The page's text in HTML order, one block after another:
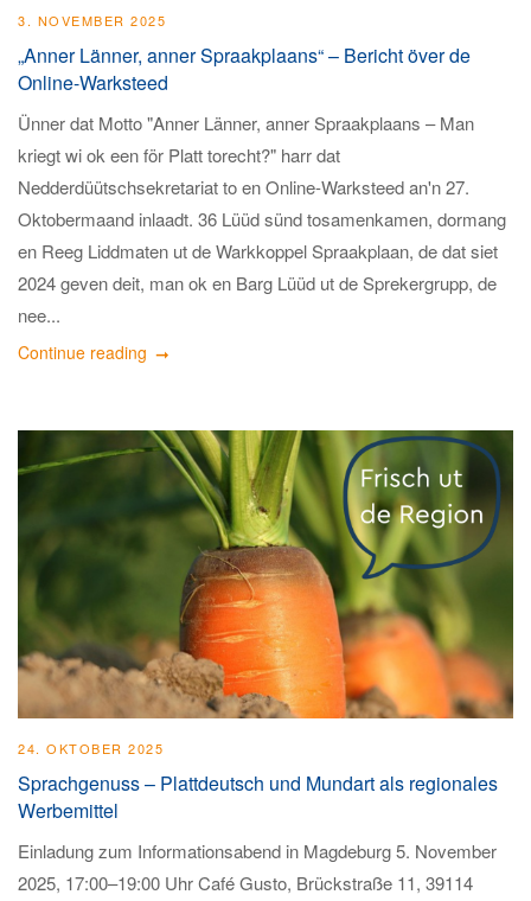
3. NOVEMBER 2025
„Anner Länner, anner Spraakplaans“ – Bericht över de
Online-Warksteed
Ünner dat Motto "Anner Länner, anner Spraakplaans – Man
kriegt wi ok een för Platt torecht?" harr dat
Nedderdüütschsekretariat to en Online-Warksteed an'n 27.
Oktobermaand inlaadt. 36 Lüüd sünd tosamenkamen, dormang
en Reeg Liddmaten ut de Warkkoppel Spraakplaan, de dat siet
2024 geven deit, man ok en Barg Lüüd ut de Sprekergrupp, de
nee...
Continue reading
24. OKTOBER 2025
Sprachgenuss – Plattdeutsch und Mundart als regionales
Werbemittel
Einladung zum Informationsabend in Magdeburg 5. November
2025, 17:00–19:00 Uhr Café Gusto, Brückstraße 11, 39114